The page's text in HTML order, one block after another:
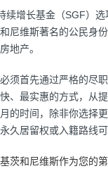
续增长基金（SGF）选
尼维斯著名的公民身
地产。
须首先通过严格的尽
、最实惠的方式，从
的时间，除非你选择
久居留权或入籍路线可
茨和尼维斯作为您的